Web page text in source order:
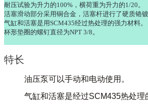
耐压试验为升力的100%，横荷重为升力的1/20。
活塞滑动部分采用铜合金，活塞杆进行了硬质铬镀
气缸和活塞是用SCM435经过热处理的强力材料。
杯形垫圈的螺钉直径为NPT 3/8。
特长
油压泵可以手动和电动使用。
气缸和活塞是经过SCM435热处理